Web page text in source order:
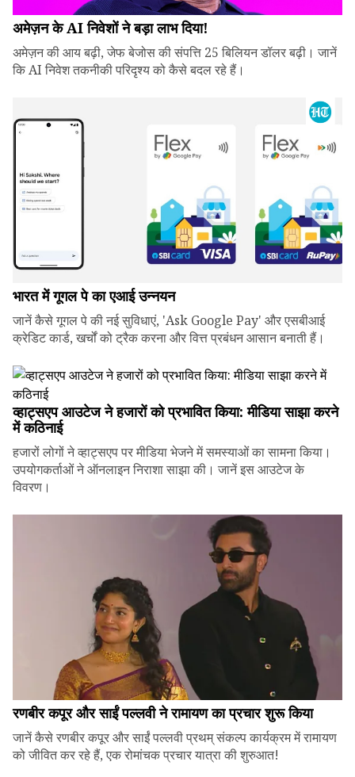
अमेज़न के AI निवेशों ने बड़ा लाभ दिया!
अमेज़न की आय बढ़ी, जेफ बेजोस की संपत्ति 25 बिलियन डॉलर बढ़ी। जानें
कि AI निवेश तकनीकी परिदृश्य को कैसे बदल रहे हैं।
भारत में गूगल पे का एआई उन्नयन
जानें कैसे गूगल पे की नई सुविधाएं, 'Ask Google Pay' और एसबीआई
क्रेडिट कार्ड, खर्चों को ट्रैक करना और वित्त प्रबंधन आसान बनाती हैं।
व्हाट्सएप आउटेज ने हजारों को प्रभावित किया: मीडिया साझा करने
में कठिनाई
हजारों लोगों ने व्हाट्सएप पर मीडिया भेजने में समस्याओं का सामना किया।
उपयोगकर्ताओं ने ऑनलाइन निराशा साझा की। जानें इस आउटेज के
विवरण।
रणबीर कपूर और साईं पल्लवी ने रामायण का प्रचार शुरू किया
जानें कैसे रणबीर कपूर और साईं पल्लवी प्रथम् संकल्प कार्यक्रम में रामायण
को जीवित कर रहे हैं, एक रोमांचक प्रचार यात्रा की शुरुआत!